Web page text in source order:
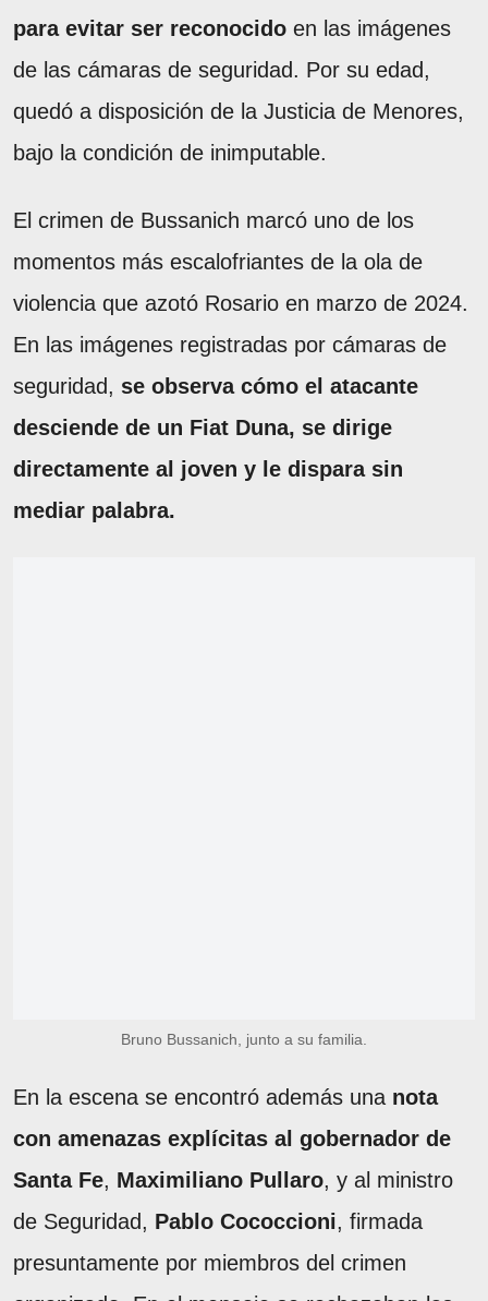
para evitar ser reconocido en las imágenes
de las cámaras de seguridad. Por su edad,
quedó a disposición de la Justicia de Menores,
bajo la condición de inimputable.
El crimen de Bussanich marcó uno de los
momentos más escalofriantes de la ola de
violencia que azotó Rosario en marzo de 2024.
En las imágenes registradas por cámaras de
seguridad, se observa cómo el atacante
desciende de un Fiat Duna, se dirige
directamente al joven y le dispara sin
mediar palabra.
Bruno Bussanich, junto a su familia.
En la escena se encontró además una nota
con amenazas explícitas al gobernador de
Santa Fe, Maximiliano Pullaro, y al ministro
de Seguridad, Pablo Cococcioni, firmada
presuntamente por miembros del crimen